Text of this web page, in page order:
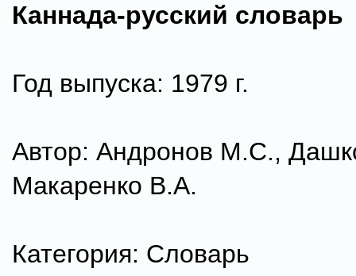
Каннада-русский словарь
Год выпуска: 1979 г.
Автор: Андронов М.С.,
Макаренко В.А.
Категория: Словарь